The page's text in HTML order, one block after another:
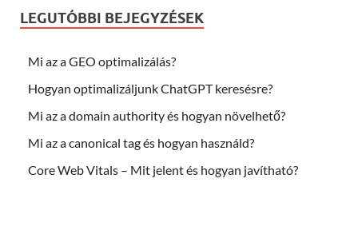
LEGUTÓBBI BEJEGYZÉSEK
Mi az a GEO optimalizálás?
Hogyan optimalizáljunk ChatGPT keresésre?
Mi az a domain authority és hogyan növelhető?
Mi az a canonical tag és hogyan használd?
Core Web Vitals – Mit jelent és hogyan javítható?